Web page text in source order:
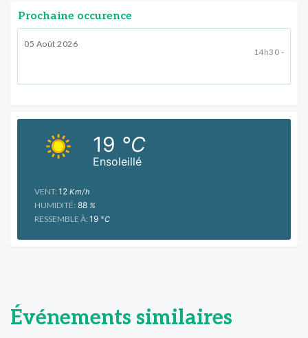
Prochaine occurence
05 Août 2026
14h30 -
Ensoleillé
19 °C
VENT: 12 Km/h
HUMIDITÉ: 88 %
RESSEMBLE À: 19 °C
Événements similaires